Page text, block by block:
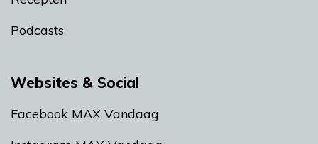
Podcasts
Websites & Social
Facebook MAX Vandaag